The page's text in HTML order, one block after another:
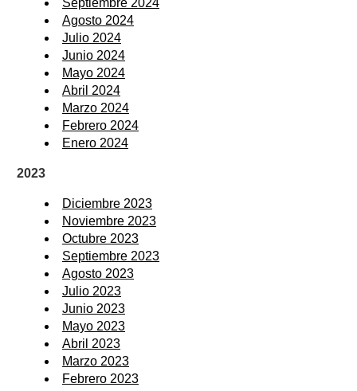
Septiembre 2024
Agosto 2024
Julio 2024
Junio 2024
Mayo 2024
Abril 2024
Marzo 2024
Febrero 2024
Enero 2024
2023
Diciembre 2023
Noviembre 2023
Octubre 2023
Septiembre 2023
Agosto 2023
Julio 2023
Junio 2023
Mayo 2023
Abril 2023
Marzo 2023
Febrero 2023